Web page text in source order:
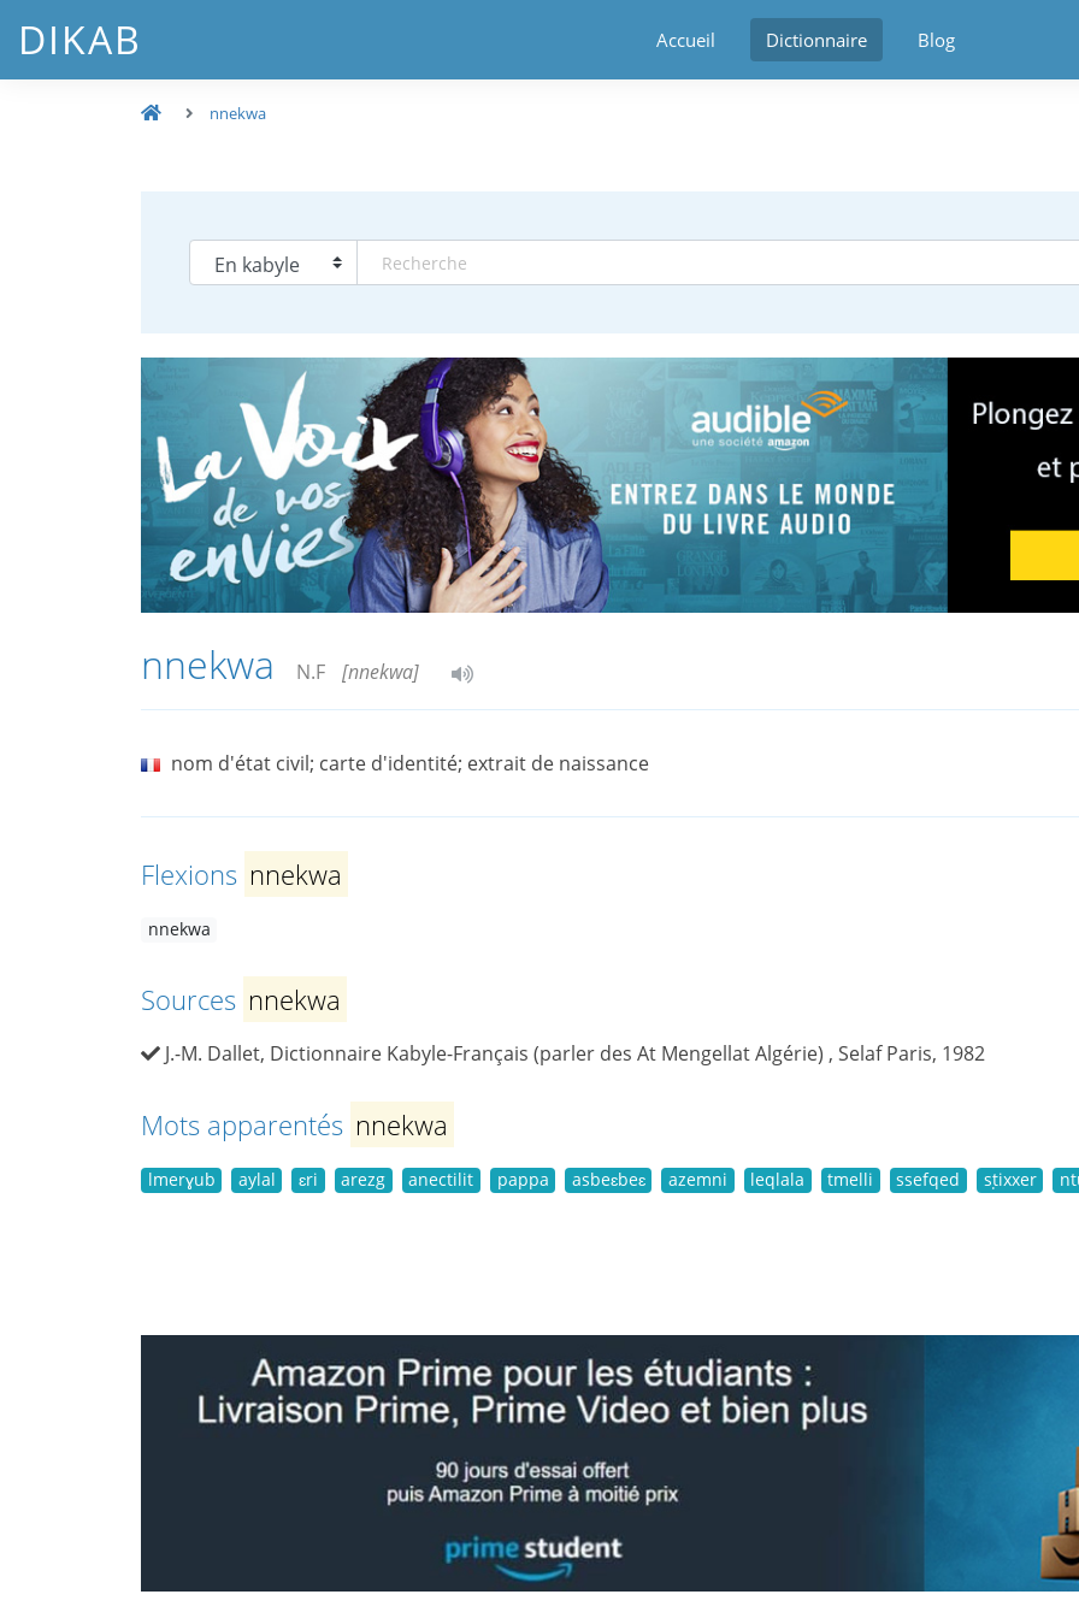
DIKAB Accueil Dictionnaire Blog
nnekwa
nnekwa N.F [nnekwa]
nom d'état civil; carte d'identité; extrait de naissance
Flexions nnekwa
nnekwa
Sources nnekwa
J.-M. Dallet, Dictionnaire Kabyle-Français (parler des At Mengellat Algérie) , Selaf Paris, 1982
Mots apparentés nnekwa
lmerɣub aylal ɛri arezg anectilit pappa asbeɛbeɛ azemni leqlala tmelli ssefqed sṭixxer